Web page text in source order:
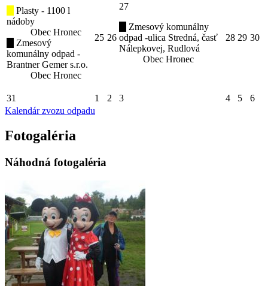
Plasty - 1100 l
nádoby
Obec Hronec
Zmesový
komunálny odpad -
Brantner Gemer s.r.o.
Obec Hronec
25 26
27
Zmesový komunálny
odpad -ulica Stredná, časť
Nálepkovej, Rudlová
Obec Hronec
28 29 30
31 1 2 3 4 5
6
Kalendár zvozu odpadu
Fotogaléria
Náhodná fotogaléria